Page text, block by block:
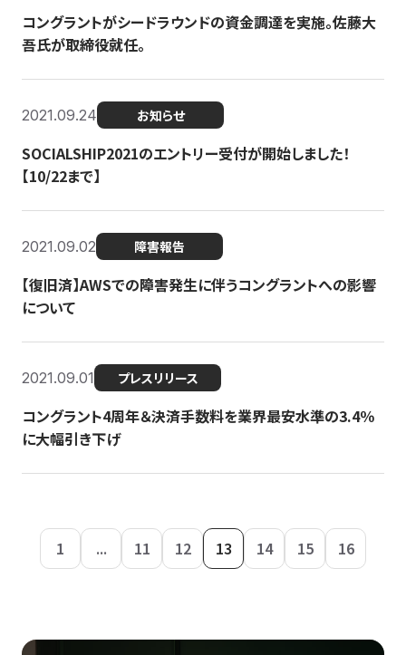
コングラントがシードラウンドの資金調達を実施。佐藤大
吾氏が取締役就任。
2021.09.24 お知らせ
SOCIALSHIP2021のエントリー受付が開始しました！
【10/22まで】
2021.09.02 障害報告
【復旧済】AWSでの障害発生に伴うコングラントへの影響
について
2021.09.01 プレスリリース
コングラント4周年＆決済手数料を業界最安水準の3.4％
に大幅引き下げ
1 ... 11 12 13 14 15 16